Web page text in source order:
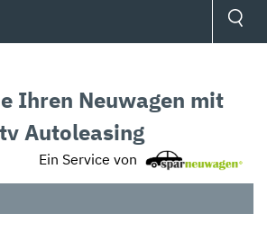
Ihren Neuwagen mit
Autoleasing
Ein Service von